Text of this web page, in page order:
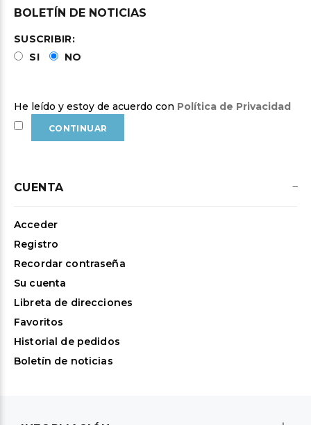
BOLETÍN DE NOTICIAS
SUSCRIBIR:
SI
NO
He leído y estoy de acuerdo con Política de Privacidad
CUENTA
Acceder
Registro
Recordar contraseña
Su cuenta
Libreta de direcciones
Favoritos
Historial de pedidos
Boletín de noticias